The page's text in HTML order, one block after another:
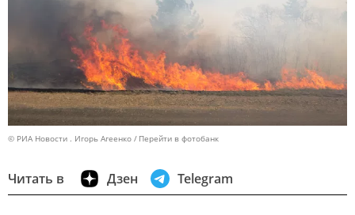
© РИА Новости . Игорь Агеенко Перейти в фотобанк
Читать в Дзен Telegram